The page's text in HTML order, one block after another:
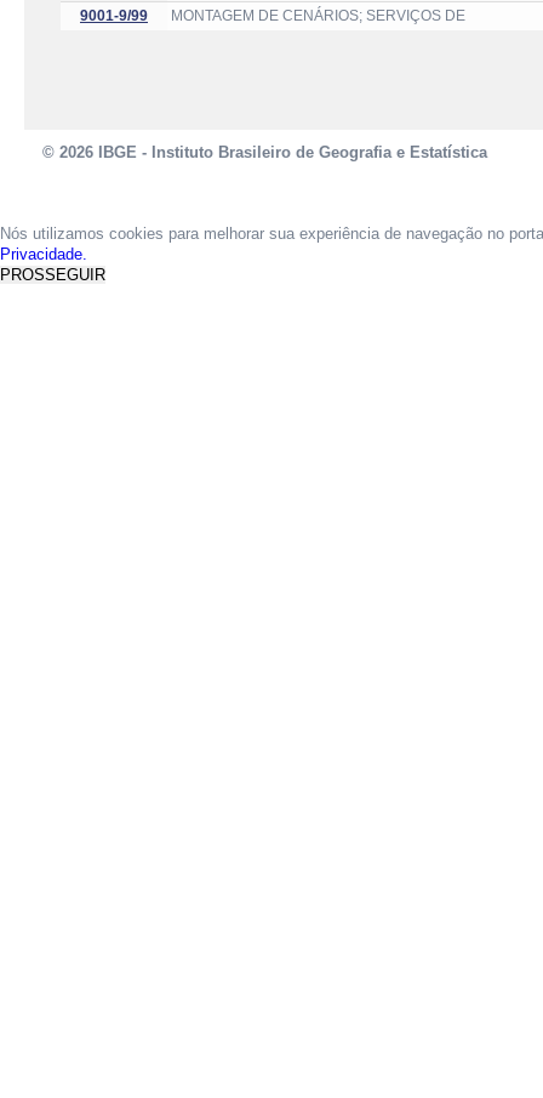
9001-9/99
MONTAGEM DE CENÁRIOS; SERVIÇOS DE
© 2026 IBGE - Instituto Brasileiro de Geografia e Estatística
Nós utilizamos cookies para melhorar sua experiência de navegação no
Privacidade.
PROSSEGUIR